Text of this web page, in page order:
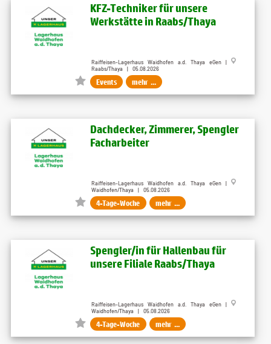
KFZ-Techniker für unsere
Werkstätte in Raabs/Thaya
Raiffeisen-Lagerhaus Waidhofen a.d. Thaya eGen |
Raabs/Thaya | 05.08.2026
Events mehr ...
Dachdecker, Zimmerer, Spengler
Facharbeiter
Raiffeisen-Lagerhaus Waidhofen a.d. Thaya eGen |
Waidhofen/Thaya | 05.08.2026
4-Tage-Woche mehr ...
Spengler/in für Hallenbau für
unsere Filiale Raabs/Thaya
Raiffeisen-Lagerhaus Waidhofen a.d. Thaya eGen |
Waidhofen/Thaya | 05.08.2026
4-Tage-Woche mehr ...